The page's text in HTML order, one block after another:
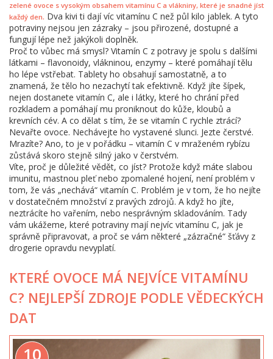
zelené ovoce s vysokým obsahem vitamínu C a vlákniny, které je snadné jíst
každý den. Dva kivi ti dají víc vitamínu C než půl kilo jablek. A tyto
potraviny nejsou jen zázraky – jsou přirozené, dostupné a
fungují lépe než jakýkoli doplněk.
Proč to vůbec má smysl? Vitamín C z potravy je spolu s dalšími
látkami – flavonoidy, vlákninou, enzymy – které pomáhají tělu
ho lépe vstřebat. Tablety ho obsahují samostatně, a to
znamená, že tělo ho nezachytí tak efektivně. Když jíte šípek,
nejen dostanete vitamín C, ale i látky, které ho chrání před
rozkladem a pomáhají mu proniknout do kůže, kloubů a
krevních cév. A co dělat s tím, že se vitamín C rychle ztrácí?
Nevařte ovoce. Nechávejte ho vystavené slunci. Jezte čerstvé.
Mrazíte? Ano, to je v pořádku – vitamín C v mraženém rybízu
zůstává skoro stejně silný jako v čerstvém.
Víte, proč je důležité vědět, co jíst? Protože když máte slabou
imunitu, mastnou pleť nebo zpomalené hojení, není problém v
tom, že vás „nechává“ vitamín C. Problém je v tom, že ho nejíte
v dostatečném množství z pravých zdrojů. A když ho jíte,
neztrácíte ho vařením, nebo nesprávným skladováním. Tady
vám ukážeme, které potraviny mají nejvíc vitamínu C, jak je
správně připravovat, a proč se vám některé „zázračné“ šťávy z
drogerie opravdu nevyplatí.
KTERÉ OVOCE MÁ NEJVÍCE VITAMÍNU
C? NEJLEPŠÍ ZDROJE PODLE VĚDECKÝCH
DAT
10